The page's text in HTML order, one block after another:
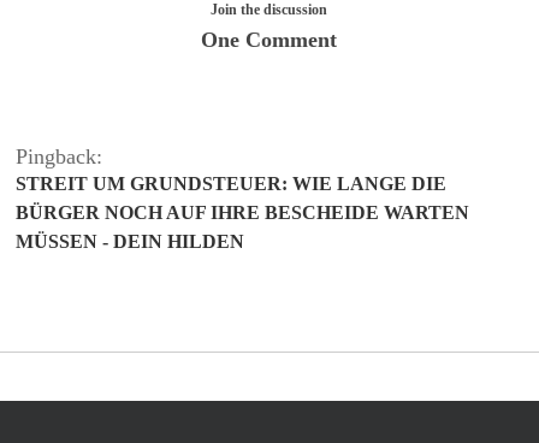
Join the discussion
One Comment
Pingback:
STREIT UM GRUNDSTEUER: WIE LANGE DIE
BÜRGER NOCH AUF IHRE BESCHEIDE WARTEN
MÜSSEN - DEIN HILDEN